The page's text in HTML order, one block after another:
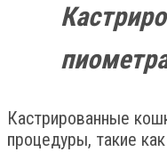
Кастрированные
процедуры, такие